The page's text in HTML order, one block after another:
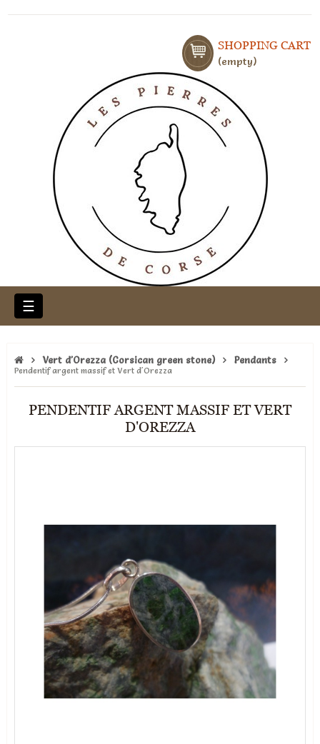
SHOPPING CART
empty
Toggle
navigation
☰
Vert d'Orezza (Corsican green stone) Pendants
Pendentif argent massif et Vert d'Orezza
PENDENTIF ARGENT MASSIF ET VERT
D'OREZZA